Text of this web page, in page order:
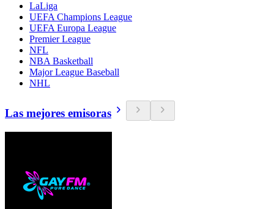
LaLiga
UEFA Champions League
UEFA Europa League
Premier League
NFL
NBA Basketball
Major League Baseball
NHL
Las mejores emisoras